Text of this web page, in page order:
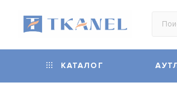
КАТАЛОГ